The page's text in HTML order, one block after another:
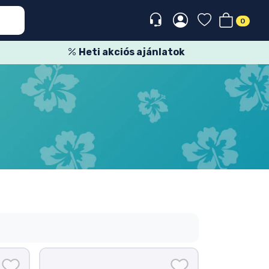
0
Heti akciós ajánlatok